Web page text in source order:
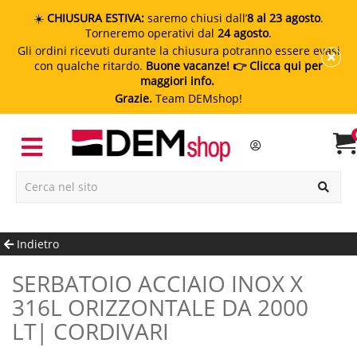
☀️ CHIUSURA ESTIVA: saremo chiusi dall’8 al 23 agosto.
Torneremo operativi dal 24 agosto.
Gli ordini ricevuti durante la chiusura potranno essere evasi
con qualche ritardo. Buone vacanze! 👉 Clicca qui per
maggiori info.
Grazie. Team DEMshop!
Indietro
SERBATOIO ACCIAIO INOX X
316L ORIZZONTALE DA 2000
LT| CORDIVARI